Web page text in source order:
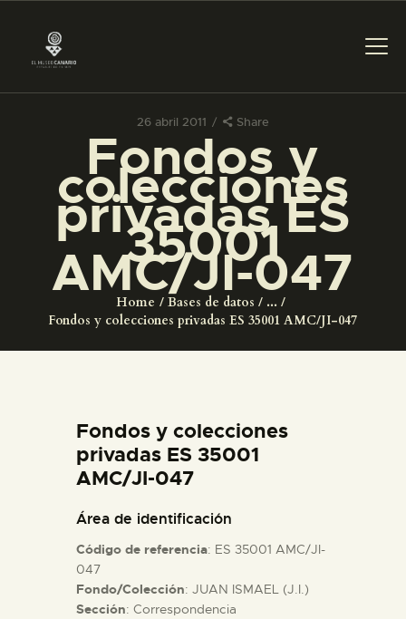
26 abril 2011 Share
Fondos y
colecciones
privadas ES
35001
AMC/JI-047
Home Bases de datos
...
Fondos y colecciones privadas ES 35001 AMC/JI-047
PREPARAR LA VISITA
ACTIVIDADES
█
EL MUSEO
DIDÁCTICA
ESPAÑOL
ACTIVIDADES
Fondos y colecciones
privadas ES 35001
AMC/JI-047
Área de identificación
Código de referencia: ES 35001 AMC/JI-
047
Fondo/Colección: JUAN ISMAEL (J.I.)
Sección: Correspondencia